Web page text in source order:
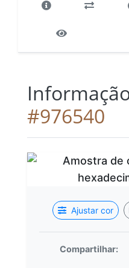
#976540
Ajustar cor
Compartilhar: